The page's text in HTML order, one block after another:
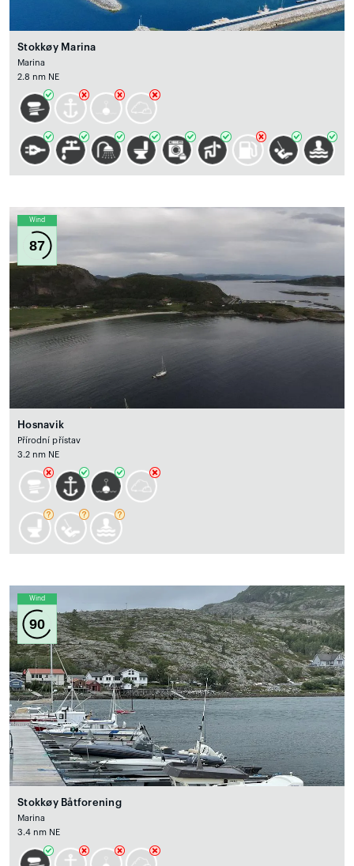
Stokkøy Marina
Marina
2.8 nm NE
Wind
87
Hosnavik
Přírodní přístav
3.2 nm NE
Wind
90
Stokkøy Båtforening
Marina
3.4 nm NE